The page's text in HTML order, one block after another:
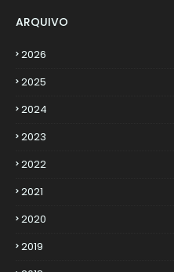
ARQUIVO
2026
2025
2024
2023
2022
2021
2020
2019